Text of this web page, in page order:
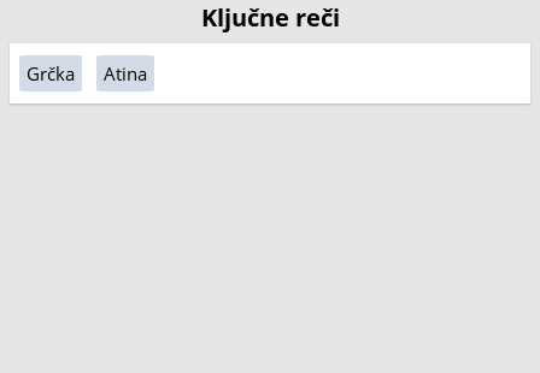
Ključne reči
Grčka Atina